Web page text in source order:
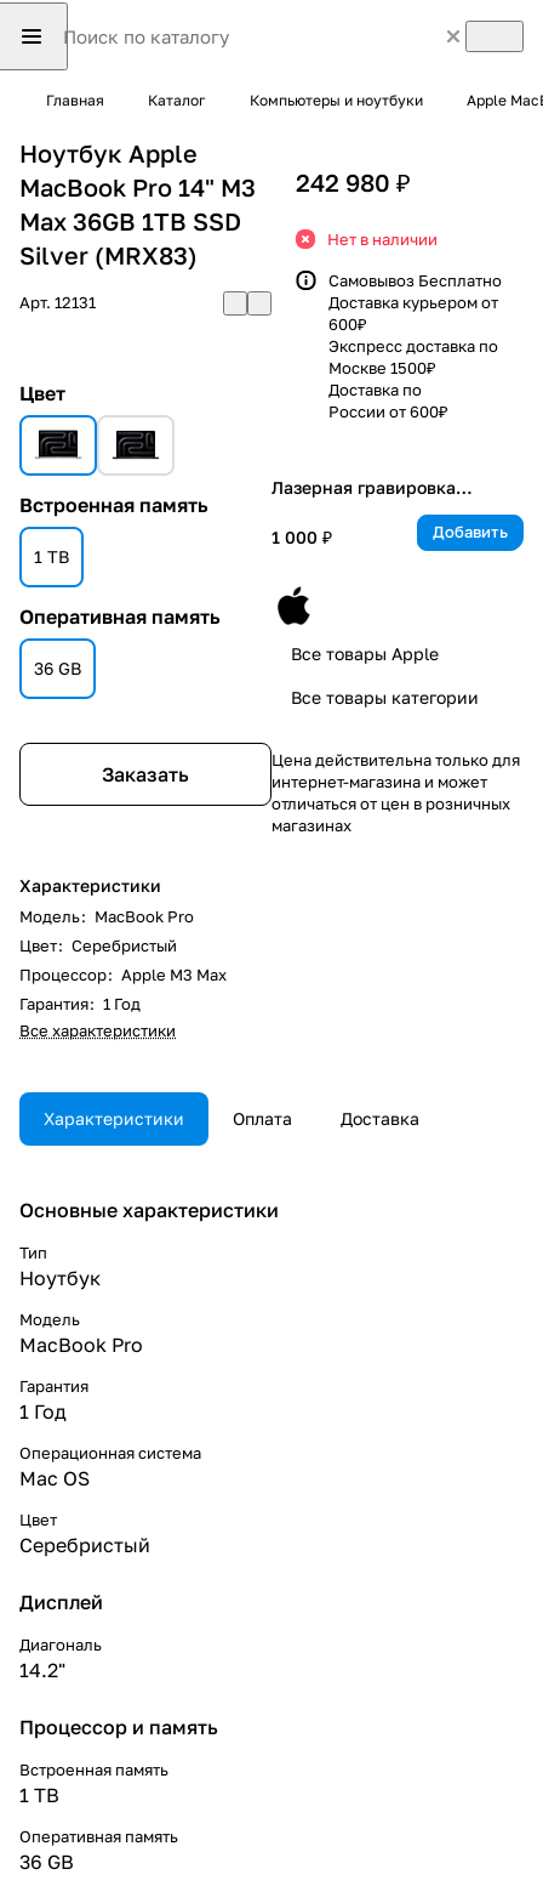
Главная Каталог Компьютеры и ноутбуки Apple
Ноутбук Apple
MacBook Pro 14" M3
Max 36GB 1TB SSD
Silver (MRX83)
Арт. 12131
Цвет
Встроенная память
1 TB
Оперативная память
36 GB
Заказать
Характеристики
Модель: MacBook Pro
Цвет: Серебристый
Процессор: Apple M3 Max
Гарантия: 1 Год
Все характеристики
242 980 ₽
Нет в наличии
Самовывоз Бесплатно
Доставка курьером от
600₽
Экспресс доставка по
Москве 1500₽
Доставка по
России от 600₽
Лазерная гравировка
1 000 ₽
Добавить
Все товары Apple
Все товары категории
Цена действительна только для
интернет-магазина и может
отличаться от цен в розничных
магазинах
Характеристики Оплата Доставка
Основные характеристики
Тип
Ноутбук
Модель
MacBook Pro
Гарантия
1 Год
Операционная система
Mac OS
Цвет
Серебристый
Дисплей
Диагональ
14.2"
Процессор и память
Встроенная память
1 TB
Оперативная память
36 GB